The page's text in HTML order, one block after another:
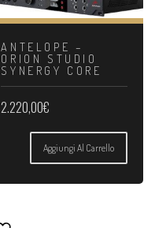
ANTELOPE –
ORION STUDIO
SYNERGY CORE
2.220,00€
Aggiungi Al Carrello